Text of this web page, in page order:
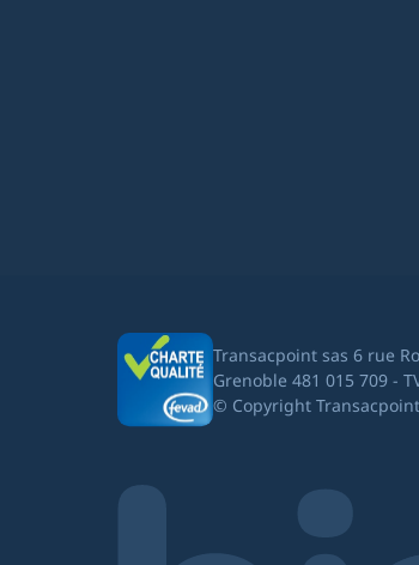
Transacpoint sas 6 rue
Grenoble 481 015 709 -
© Copyright